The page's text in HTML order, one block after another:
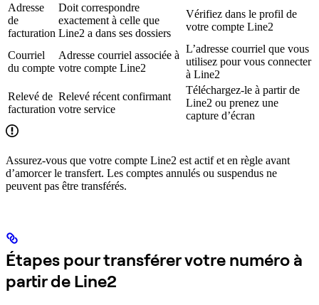
Adresse
de
facturation
Doit correspondre
exactement à celle que
Line2 a dans ses dossiers
Vérifiez dans le profil de
votre compte Line2
Courriel
du compte
Adresse courriel associée à
votre compte Line2
L’adresse courriel que vous
utilisez pour vous connecter
à Line2
Relevé de
facturation
Relevé récent confirmant
votre service
Téléchargez-le à partir de
Line2 ou prenez une
capture d’écran
Assurez-vous que votre compte Line2 est actif et en règle avant
d’amorcer le transfert. Les comptes annulés ou suspendus ne
peuvent pas être transférés.
Étapes pour transférer votre numéro à
partir de Line2